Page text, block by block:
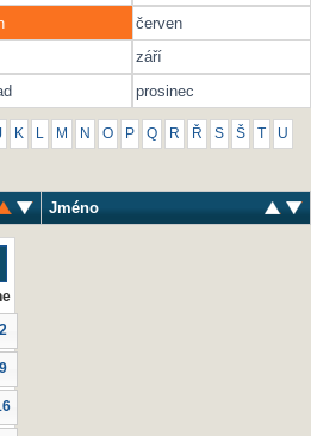
červen
září
prosinec
K L M N O P Q R Ř S Š U
Jméno
2
9